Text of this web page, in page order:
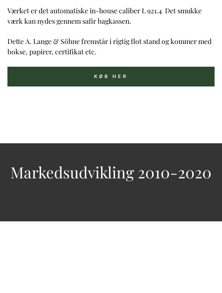
Værket er det automatiske in-house caliber L 921.4 Det smukke
værk kan nydes gennem safir bagkassen.
Dette A. Lange & Söhne fremstår i rigtig flot stand og kommer med
bokse, papirer, certifikat etc.
KØB HER
Markedsudvikling 2010-2020